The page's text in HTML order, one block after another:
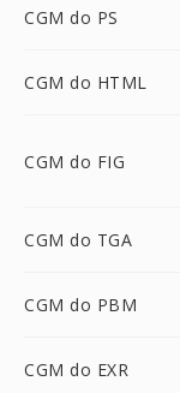
CGM do PS
CGM do HTML
CGM do FIG
CGM do TGA
CGM do PBM
CGM do EXR